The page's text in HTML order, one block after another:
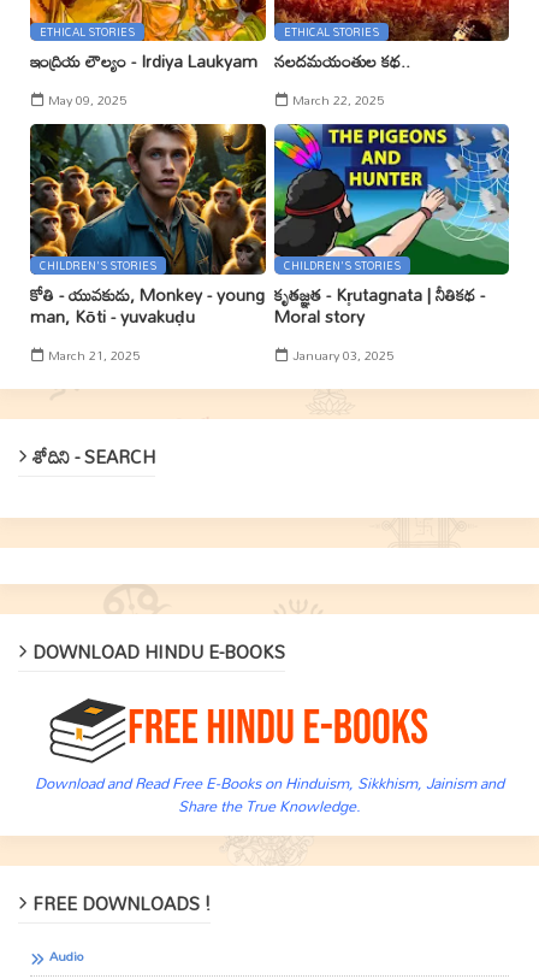
ETHICAL STORIES
ఇంద్రియ లౌల్యం - Irdiya Laukyam
May 09, 2025
ETHICAL STORIES
నలదమయంతుల కథ..
March 22, 2025
CHILDREN'S STORIES
కోతి - యువకుడు, Monkey - young
man, Kōti - yuvakuḍu
March 21, 2025
CHILDREN'S STORIES
కృతజ్ఞత - Kr̥utagnata | నీతికథ -
Moral story
January 03, 2025
శోదిని - SEARCH
DOWNLOAD HINDU E-BOOKS
Download and Read Free E-Books on Hinduism, Sikkhism, Jainism and
Share the True Knowledge.
FREE DOWNLOADS !
Audio